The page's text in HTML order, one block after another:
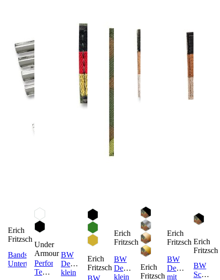
Erich
Fritzsch
Bandspangen
Unterteil
Under
Armour
Performance
Tech
BW
Deutschlandfahne
klein
Erich
Fritzsch
Erich
Fritzsch
BW
Deutschlandfahne
klein
Erich
Fritzsch
Erich
Fritzsch
BW
mit
Erich
Fritzsch
BW